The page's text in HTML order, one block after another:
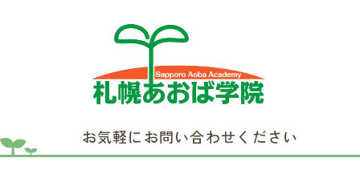
お気軽にお問い合わせください